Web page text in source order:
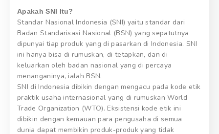
Apakah SNI Itu?
Standar Nasional Indonesia (SNI) yaitu standar dari
Badan Standarisasi Nasional (BSN) yang sepatutnya
dipunyai tiap produk yang di pasarkan di Indonesia. SNI
ini hanya bisa di rumuskan, di tetapkan, dan di
keluarkan oleh badan nasional yang di percaya
menanganinya, ialah BSN.
SNI di Indonesia dibikin dengan mengacu pada kode etik
praktik usaha internasional yang di rumuskan World
Trade Organization (WTO). Eksistensi kode etik ini
dibikin dengan kemauan para pengusaha di semua
dunia dapat membikin produk-produk yang tidak